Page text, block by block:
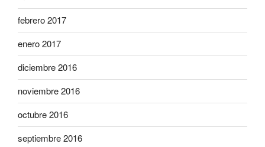
febrero 2017
enero 2017
diciembre 2016
noviembre 2016
octubre 2016
septiembre 2016